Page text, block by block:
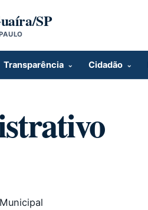
SP
Transparência Cidadão